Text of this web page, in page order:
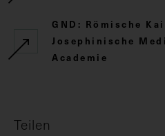
GND: Römische
Josephinische
Academie
Teilen